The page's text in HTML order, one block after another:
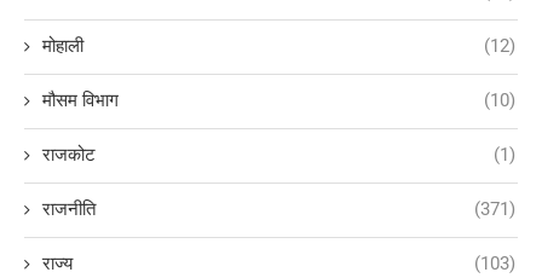
मोहाली (12)
मौसम विभाग (10)
राजकोट (1)
राजनीति (371)
राज्य (103)